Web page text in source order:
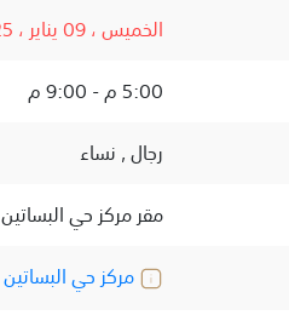
الخميس ، 09 يناير ، 2025
5:00 م - 9:00 م
رجال , نساء
مقر مركز حي البساتين
مركز حي البساتين